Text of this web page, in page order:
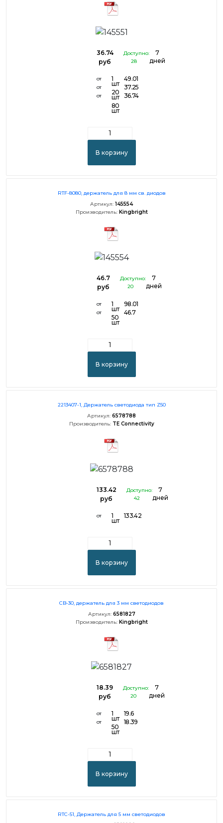
36.74
руб
Доступно:
28
7
дней
от
от
от
1
шт
20
шт
80
шт
49.01
37.25
36.74
В корзину
RTF-8080, держатель для 8 мм св. диодов
Артикул: 145554
Производитель: Kingbright
46.7
руб
Доступно:
20
7
дней
от
от
1
шт
50
шт
98.01
46.7
В корзину
2213407-1, Держатель светодиода тип Z50
Артикул: 6578788
Производитель: TE Connectivity
133.42
руб
Доступно:
42
7
дней
от 1
шт
133.42
В корзину
CB-30, держатель для 3 мм светодиодов
Артикул: 6581827
Производитель: Kingbright
18.39
руб
Доступно:
20
7
дней
от
от
1
шт
50
шт
19.6
18.39
В корзину
RTC-51, Держатель для 5 мм светодиодов